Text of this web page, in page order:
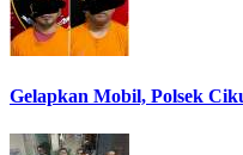
Gelapkan Mobil, Polsek